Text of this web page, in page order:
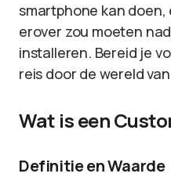
smartphone kan doen,
erover zou moeten
installeren. Bereid je
reis door de wereld
Wat is een
Definitie en Waarde